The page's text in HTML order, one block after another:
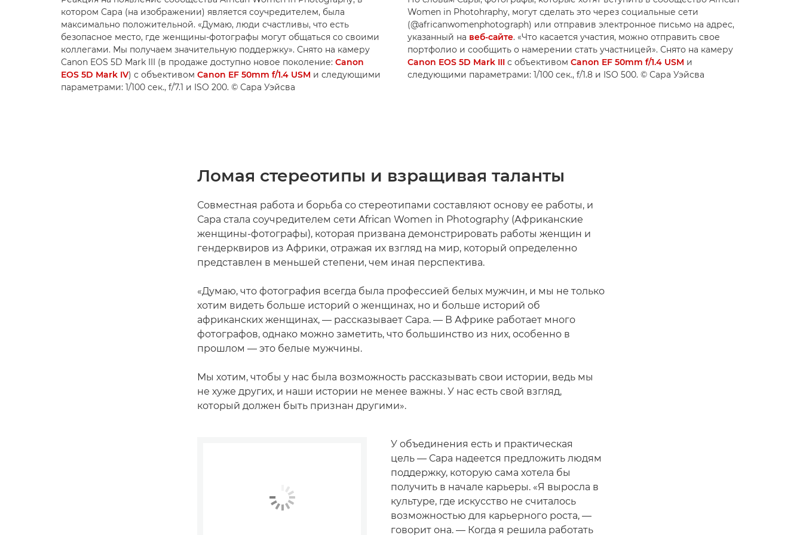
котором Сара (на изображении) является соучредителем, была
максимально положительной. «Думаю, люди счастливы, что есть
безопасное место, где женщины-фотографы могут общаться со своими
коллегами. Мы получаем значительную поддержку». Снято на камеру
Canon EOS 5D Mark III (в продаже доступно новое поколение: Canon
EOS 5D Mark IV) с объективом Canon EF 50mm f/1.4 USM и следующими
параметрами: 1/100 сек., f/7.1 и ISO 200. © Сара Уэйсва
Women in Photohraphy, могут сделать это через социальные сети
(@africanwomenphotograph) или отправив электронное письмо на адрес,
указанный на веб-сайте. «Что касается участия, можно отправить свое
портфолио и сообщить о намерении стать участницей». Снято на камеру
Canon EOS 5D Mark III с объективом Canon EF 50mm f/1.4 USM и
следующими параметрами: 1/100 сек., f/1.8 и ISO 500. © Сара Уэйсва
Ломая стереотипы и взращивая таланты
Совместная работа и борьба со стереотипами составляют основу ее работы, и
Сара стала соучредителем сети African Women in Photography (Африканские
женщины-фотографы), которая призвана демонстрировать работы женщин и
гендерквиров из Африки, отражая их взгляд на мир, который определенно
представлен в меньшей степени, чем иная перспектива.
«Думаю, что фотография всегда была профессией белых мужчин, и мы не только
хотим видеть больше историй о женщинах, но и больше историй об
африканских женщинах, — рассказывает Сара. — В Африке работает много
фотографов, однако можно заметить, что большинство из них, особенно в
прошлом — это белые мужчины.
Мы хотим, чтобы у нас была возможность рассказывать свои истории, ведь мы
не хуже других, и наши истории не менее важны. У нас есть свой взгляд,
который должен быть признан другими».
У объединения есть и практическая
цель — Сара надеется предложить людям
поддержку, которую сама хотела бы
получить в начале карьеры. «Я выросла в
культуре, где искусство не считалось
возможностью для карьерного роста, —
говорит она. — Когда я решила работать